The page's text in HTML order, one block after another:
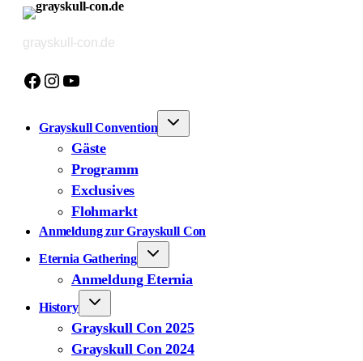
Zum
springen
grayskull-con.de
Facebook
Instagram
YouTube
Grayskull Convention
Gäste
Programm
Exclusives
Flohmarkt
Anmeldung zur Grayskull Con
Eternia Gathering
Anmeldung Eternia
History
Grayskull Con 2025
Grayskull Con 2024